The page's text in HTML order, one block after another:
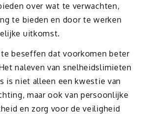
over wat te verwachten,
te bieden en door te werken
uitkomst.
beseffen dat voorkomen beter
naleven van snelheidslimieten
is niet alleen een kwestie van
maar ook van persoonlijke
en zorg voor de veiligheid